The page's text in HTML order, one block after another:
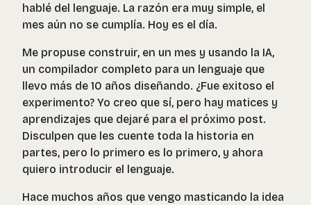
hablé del lenguaje. La razón era muy simple, el
mes aún no se cumplía. Hoy es el día.
Me propuse construir, en un mes y usando la IA,
un compilador completo para un lenguaje que
llevo más de 10 años diseñando. ¿Fue exitoso el
experimento? Yo creo que sí, pero hay matices y
aprendizajes que dejaré para el próximo post.
Disculpen que les cuente toda la historia en
partes, pero lo primero es lo primero, y ahora
quiero introducir el lenguaje.
Hace muchos años que vengo masticando la idea